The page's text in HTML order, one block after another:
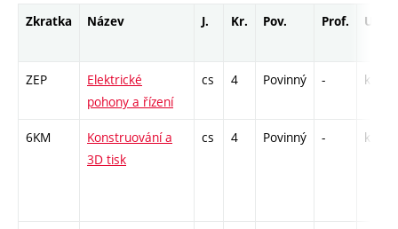
Zkratka Název J. Kr. Pov. Prof. Uk.
ZEP
Elektrické
pohony a řízení
cs 4 Povinný - kl
6KM
Konstruování a
3D tisk
cs 4 Povinný - kl